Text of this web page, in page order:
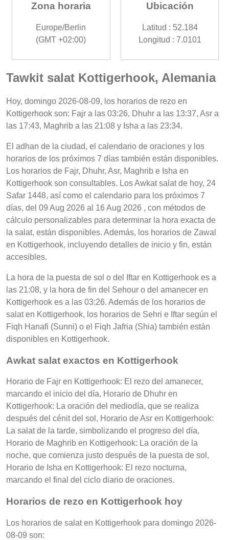
Zona horaria
Europe/Berlin
(GMT +02:00)
Ubicación
Latitud : 52.184
Longitud : 7.0101
Tawkit salat Kottigerhook, Alemania
Hoy, domingo 2026-08-09, los horarios de rezo en
Kottigerhook son: Fajr a las 03:26, Dhuhr a las 13:37, Asr a
las 17:43, Maghrib a las 21:08 y Isha a las 23:34.
El adhan de la ciudad, el calendario de oraciones y los
horarios de los próximos 7 días también están disponibles.
Los horarios de Fajr, Dhuhr, Asr, Maghrib e Isha en
Kottigerhook son consultables. Los Awkat salat de hoy, 24
Safar 1448, así como el calendario para los próximos 7
días, del 09 Aug 2026 al 16 Aug 2026 , con métodos de
cálculo personalizables para determinar la hora exacta de
la salat, están disponibles. Además, los horarios de Zawal
en Kottigerhook, incluyendo detalles de inicio y fin, están
accesibles.
La hora de la puesta de sol o del Iftar en Kottigerhook es a
las 21:08, y la hora de fin del Sehour o del amanecer en
Kottigerhook es a las 03:26. Además de los horarios de
salat en Kottigerhook, los horarios de Sehri e Iftar según el
Fiqh Hanafi (Sunni) o el Fiqh Jafria (Shia) también están
disponibles en Kottigerhook.
Awkat salat exactos en Kottigerhook
Horario de Fajr en Kottigerhook: El rezo del amanecer,
marcando el inicio del día, Horario de Dhuhr en
Kottigerhook: La oración del mediodía, que se realiza
después del cénit del sol, Horario de Asr en Kottigerhook:
La salat de la tarde, simbolizando el progreso del día,
Horario de Maghrib en Kottigerhook: La oración de la
noche, que comienza justo después de la puesta de sol,
Horario de Isha en Kottigerhook: El rezo nocturna,
marcando el final del ciclo diario de oraciones.
Horarios de rezo en Kottigerhook hoy
Los horarios de salat en Kottigerhook para domingo 2026-
08-09 son: